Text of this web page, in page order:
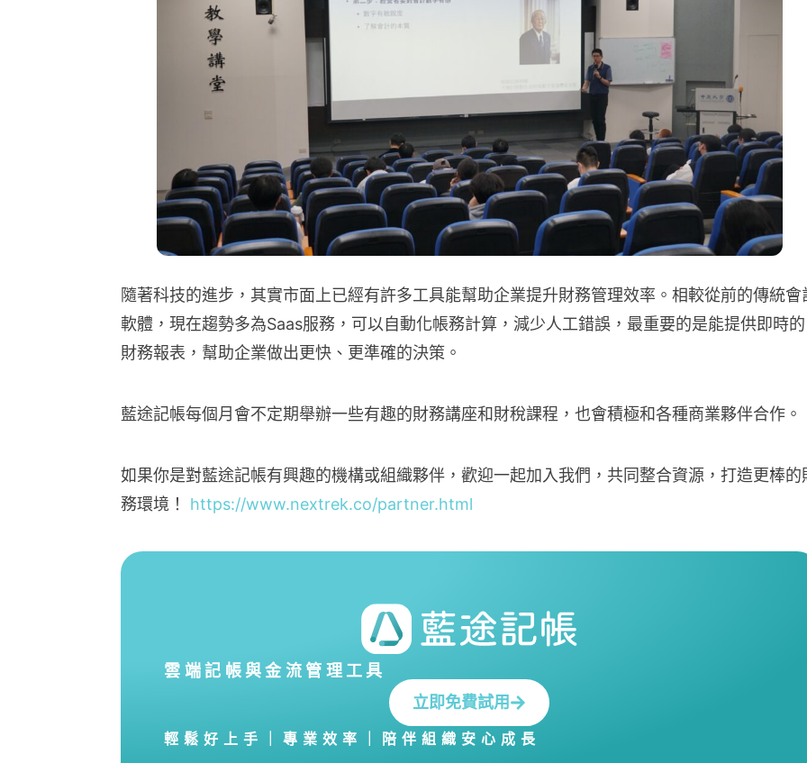
隨著科技的進步，其實市面上已經有許多工具能幫助企業提升財務管理效率。相較從前的傳統會
軟體，現在趨勢多為Saas服務，可以自動化帳務計算，減少人工錯誤，最重要的是能提供即時的
財務報表，幫助企業做出更快、更準確的決策。
藍途記帳每個月會不定期舉辦一些有趣的財務講座和財稅課程，也會積極和各種商業夥伴合作。
如果你是對藍途記帳有興趣的機構或組織夥伴，歡迎一起加入我們，共同整合資源，打造更棒的
務環境！ https://www.nextrek.co/partner.html
雲端記帳與金流管理工具
立即免費試用
輕鬆好上手｜專業效率｜陪伴組織安心成長